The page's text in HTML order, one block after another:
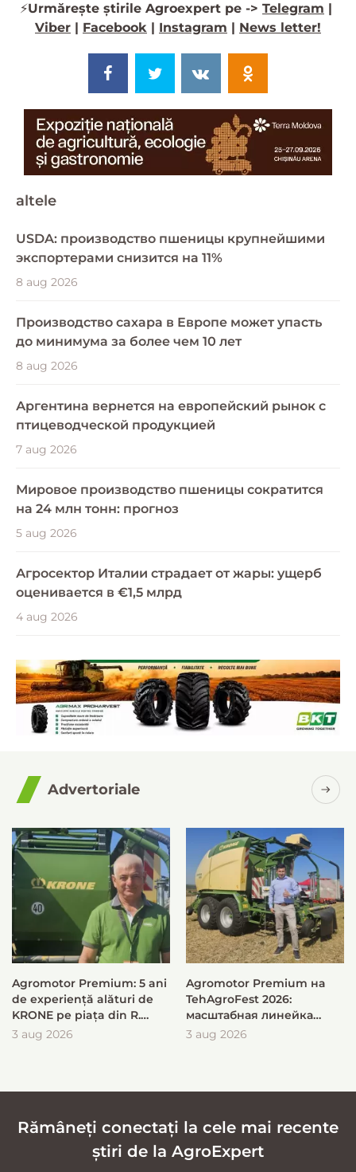
⚡️Urmărește știrile Agroexpert pe -> Telegram
Viber
Facebook Instagram News letter!
altele
USDA: производство пшеницы крупнейшими
экспортерами снизится на 11%
8 aug 2026
Производство сахара в Европе может упасть
до минимума за более чем 10 лет
8 aug 2026
Аргентина вернется на европейский рынок с
птицеводческой продукцией
7 aug 2026
Мировое производство пшеницы сократится
на 24 млн тонн: прогноз
5 aug 2026
Агросектор Италии страдает от жары: ущерб
оценивается в €1,5 млрд
4 aug 2026
Advertoriale
Agromotor Premium: 5 ani
de experiență alături de
KRONE pe piața din R.
Moldova
3 aug 2026
Agromotor Premium на
TehAgroFest 2026:
масштабная линейка
KRONE для быстрой и
3 aug 2026
Rămâneți conectați la cele mai recente
știri de la AgroExpert